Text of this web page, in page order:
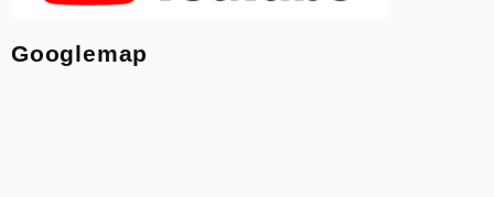
Googlemap